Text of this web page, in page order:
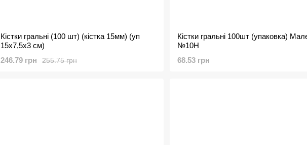
Кістки гральні (100 шт) (кістка 15мм) (уп
15х7,5х3 см)
255.75 грн
246.79 грн
Кістки гральні 100шт (упаковка)
№10Н
68.53 грн